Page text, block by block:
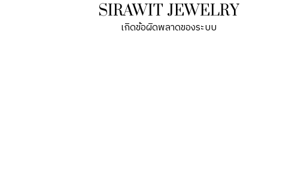
SIRAWIT JEWELRY
เกิดข้อผิดพลาดของระบบ